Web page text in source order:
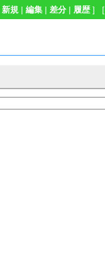
新規| 編集| 差分| 履歴] [